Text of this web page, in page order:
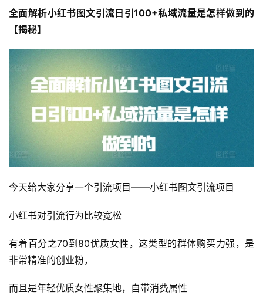
全面解析小红书图文引流日引100+私域流量是怎样做到的
【揭秘】
今天给大家分享一个引流项目——小红书图文引流项目
小红书对引流行为比较宽松
有着百分之70到80优质女性，这类型的群体购买力强，是
非常精准的创业粉，
而且是年轻优质女性聚集地，自带消费属性